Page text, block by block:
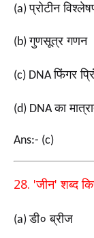
(a)प्रोटीन
(b)गुणसूत्र गणन
(c) DNAफिंगर
(d) DNAका
Ans:- (c)
28. 'जीन'शब्द
(a)डी० ब्रीज